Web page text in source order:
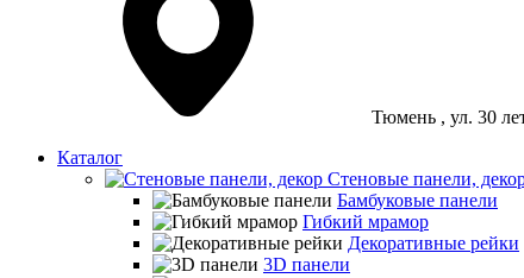
Тюмень , ул. 30
Каталог
Стеновые панели,
Бамбуковые панели
Гибкий мрамор
Декоративные рейки
3D панели